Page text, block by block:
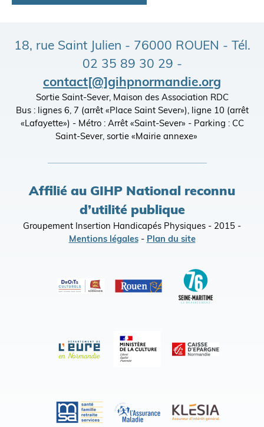
18, rue Saint Julien - 76000 ROUEN - Tél.
02 35 89 30 29 -
contact[@]gihpnormandie.org
Sortie Saint-Sever, Maison des Association RDC
Bus : lignes 6, 7 (arrêt «Place Saint Sever»), ligne 10 (arrêt
«Lafayette») - Métro : Arrêt «Saint-Sever» - Parking : CC
Saint-Sever, sortie «Mairie annexe»
Affilié au GIHP National reconnu
d’utilité publique
Groupement Insertion Handicapés Physiques - 2015 -
Mentions légales- Plan du site